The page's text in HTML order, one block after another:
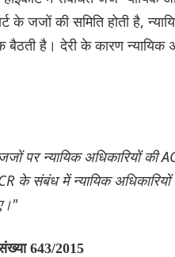
जजों की समिति होती है,
है। देरी के कारण न्यायिक
पर न्यायिक अधिकारियों की
के संबंध में न्यायिक
643/2015